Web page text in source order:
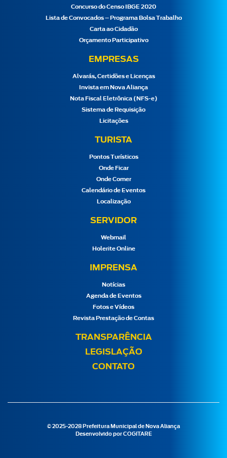
Concurso do Censo IBGE 2020
Lista de Convocados – Programa Bolsa Trabalho
Carta ao Cidadão
Orçamento Participativo
EMPRESAS
Alvarás, Certidões e Licenças
Invista em Nova Aliança
Nota Fiscal Eletrônica (NFS-e)
Sistema de Requisição
Licitações
TURISTA
Pontos Turísticos
Onde Ficar
Onde Comer
Calendário de Eventos
Localização
SERVIDOR
Webmail
Holerite Online
IMPRENSA
Notícias
Agenda de Eventos
Fotos e Vídeos
Revista Prestação de Contas
TRANSPARÊNCIA
LEGISLAÇÃO
CONTATO
© 2025-2028 Prefeitura Municipal de Nova Aliança
Desenvolvido por COGITARE